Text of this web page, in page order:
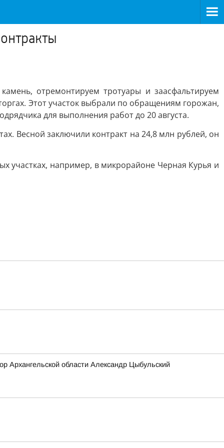
отремонтируем тротуары и заасфальтируем
Этот участок выбрали по обращениям горожан,
для выполнения работ до 20 августа.
Весной заключили контракт на 24,8 млн рублей, он
участках, например, в микрорайоне Черная Курья и
Архангельской области Александр Цыбульский